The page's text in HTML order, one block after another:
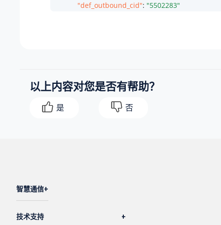
"def_outbound_cid": "5502283"
"type": "account",
        }
以上内容对您是否有帮助？
是 否
智慧通信
技术支持